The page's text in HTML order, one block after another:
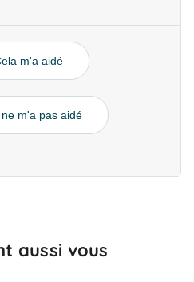
m'a aidé
m'a pas aidé
aussi vous